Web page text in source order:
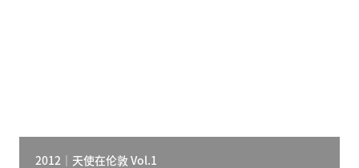
2012｜天使在伦敦 Vol.1